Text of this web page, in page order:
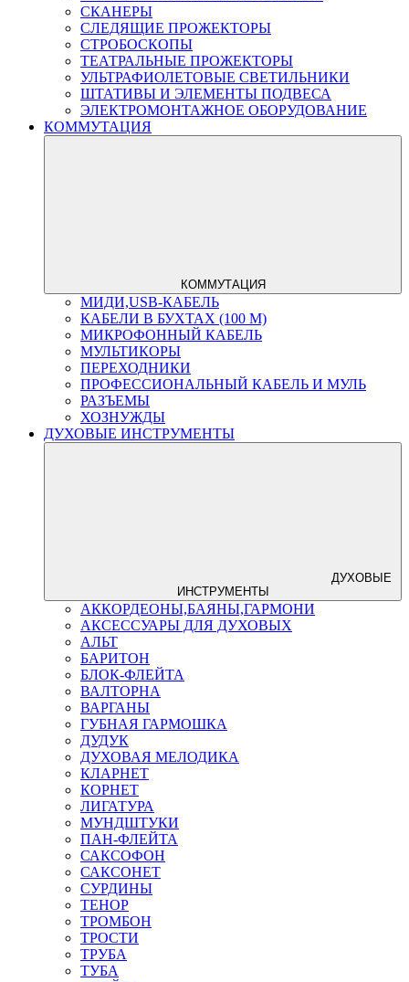
СКАНЕРЫ
СЛЕДЯЩИЕ ПРОЖЕКТОРЫ
СТРОБОСКОПЫ
ТЕАТРАЛЬНЫЕ ПРОЖЕКТОРЫ
УЛЬТРАФИОЛЕТОВЫЕ СВЕТИЛЬНИКИ
ШТАТИВЫ И ЭЛЕМЕНТЫ ПОДВЕСА
ЭЛЕКТРОМОНТАЖНОЕ ОБОРУДОВАНИЕ
КОММУТАЦИЯ
КОММУТАЦИЯ
МИДИ,USB-КАБЕЛЬ
КАБЕЛИ В БУХТАХ (100 М)
МИКРОФОННЫЙ КАБЕЛЬ
МУЛЬТИКОРЫ
ПЕРЕХОДНИКИ
ПРОФЕССИОНАЛЬНЫЙ КАБЕЛЬ И МУЛЬ
РАЗЪЕМЫ
ХОЗНУЖДЫ
ДУХОВЫЕ ИНСТРУМЕНТЫ
ДУХОВЫЕ
ИНСТРУМЕНТЫ
АККОРДЕОНЫ,БАЯНЫ,ГАРМОНИ
АКСЕССУАРЫ ДЛЯ ДУХОВЫХ
АЛЬТ
БАРИТОН
БЛОК-ФЛЕЙТА
ВАЛТОРНА
ВАРГАНЫ
ГУБНАЯ ГАРМОШКА
ДУДУК
ДУХОВАЯ МЕЛОДИКА
КЛАРНЕТ
КОРНЕТ
ЛИГАТУРА
МУНДШТУКИ
ПАН-ФЛЕЙТА
САКСОФОН
САКСОНЕТ
СУРДИНЫ
ТЕНОР
ТРОМБОН
ТРОСТИ
ТРУБА
ТУБА